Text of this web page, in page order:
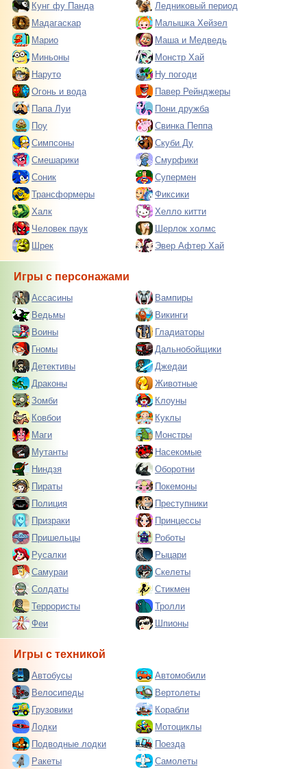
Кунг фу Панда
Ледниковый период
Мадагаскар
Малышка Хейзел
Марио
Маша и Медведь
Миньоны
Монстр Хай
Наруто
Ну погоди
Огонь и вода
Павер Рейнджеры
Папа Луи
Пони дружба
Поу
Свинка Пеппа
Симпсоны
Скуби Ду
Смешарики
Смурфики
Соник
Супермен
Трансформеры
Фиксики
Халк
Хелло китти
Человек паук
Шерлок холмс
Шрек
Эвер Афтер Хай
Игры с персонажами
Ассасины
Вампиры
Ведьмы
Викинги
Воины
Гладиаторы
Гномы
Дальнобойщики
Детективы
Джедаи
Драконы
Животные
Зомби
Клоуны
Ковбои
Куклы
Маги
Монстры
Мутанты
Насекомые
Ниндзя
Оборотни
Пираты
Покемоны
Полиция
Преступники
Призраки
Принцессы
Пришельцы
Роботы
Русалки
Рыцари
Самураи
Скелеты
Солдаты
Стикмен
Террористы
Тролли
Феи
Шпионы
Игры с техникой
Автобусы
Автомобили
Велосипеды
Вертолеты
Грузовики
Корабли
Лодки
Мотоциклы
Подводные лодки
Поезда
Ракеты
Самолеты